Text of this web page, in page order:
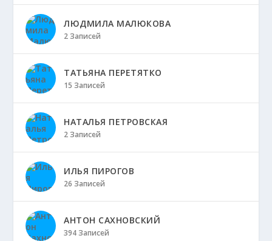
ЛЮДМИЛА МАЛЮКОВА
2 Записей
ТАТЬЯНА ПЕРЕТЯТКО
15 Записей
НАТАЛЬЯ ПЕТРОВСКАЯ
2 Записей
ИЛЬЯ ПИРОГОВ
26 Записей
АНТОН САХНОВСКИЙ
394 Записей